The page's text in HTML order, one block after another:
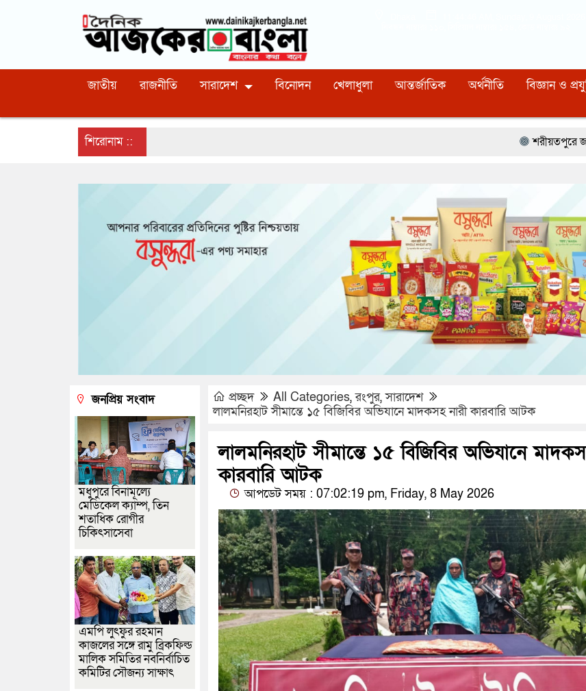
জাতীয় রাজনীতি সারাদেশ বিনোদন খেলাধুলা আন্তর্জাতিক অর্থনীতি বিজ্ঞান ও
শিরোনাম :: শরীয়তপুরে জমির বাঁশ কাটাকে
প্রচ্ছদ All Categories,রংপুর,সারাদেশ
লালমনিরহাট সীমান্তে ১৫ বিজিবির অভিযানে মাদকসহ নারী কারবারি আটক
লালমনিরহাট সীমান্তে ১৫ বিজিবির অভিযানে
কারবারি আটক
আপডেট সময় : 07:02:19 pm, Friday, 8 May 2026
জনপ্রিয় সংবাদ
মধুপুরে বিনামূল্যে
মেডিকেল ক্যাম্প, তিন
শতাধিক রোগীর
চিকিৎসাসেবা
এমপি লুৎফুর রহমান
কাজলের সঙ্গে রামু ব্রিকফিল্ড
মালিক সমিতির নবনির্বাচিত
কমিটির সৌজন্য সাক্ষাৎ